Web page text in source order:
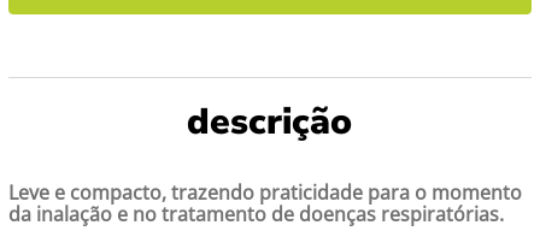
Leve e compacto, trazendo praticidade para o momento
da inalação e no tratamento de doenças respiratórias.